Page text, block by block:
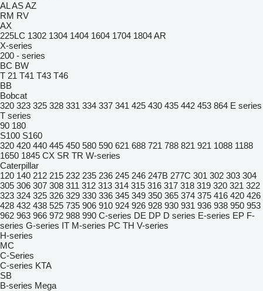
ALASAZ
RM RV
AX
225LC 1302 1304 1404 1604 1704 1804AR
X-series
200 - series
BC BW
T 21 T41 T43 T46
BB
Bobcat
320 323 325 328 331 334 337 341 425 430 435 442 453 864 E series
T series
90 180
S100 S160
320 420 440 445 450 580 590 621 688 721 788 821 921 1088 1188
1650 1845 CX SR TR W-series
Caterpillar
120 140 212 215 232 235 236 245 246 247B 277C 301 302 303 304
305 306 307 308 311 312 313 314 315 316 317 318 319 320 321 322
323 324 325 326 329 330 336 345 349 350 365 374 375 416 420 426
428 432 438 525 735 906 910 924 926 928 930 931 936 938 950 953
962 963 966 972 988 990 C-series DE DP D series E-series EP F-
series G-series IT M-series PC TH V-series
H-series
MC
C-Series
C-series KTA
SB
B-series Mega